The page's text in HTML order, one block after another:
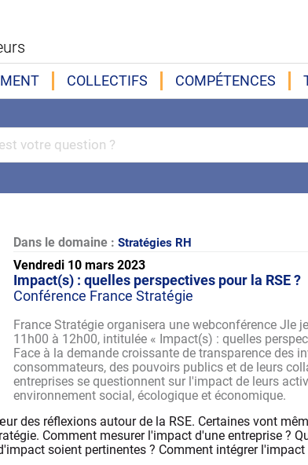
COLLECTIFS COMPÉTENCES
Dans le domaine : Stratégies RH
Vendredi 10 mars 2023
Impact(s) : quelles perspectives pour la RSE ?
Conférence France Stratégie
France Stratégie organisera une webconférence Jle
11h00 à 12h00, intitulée « Impact(s) : quelles
Face à la demande croissante de transparence des
consommateurs, des pouvoirs publics et de leurs
entreprises se questionnent sur l'impact de leurs
environnement social, écologique et économique.
des réflexions autour de la RSE. Certaines vont
Comment mesurer l'impact d'une entreprise ?
soient pertinentes ? Comment intégrer